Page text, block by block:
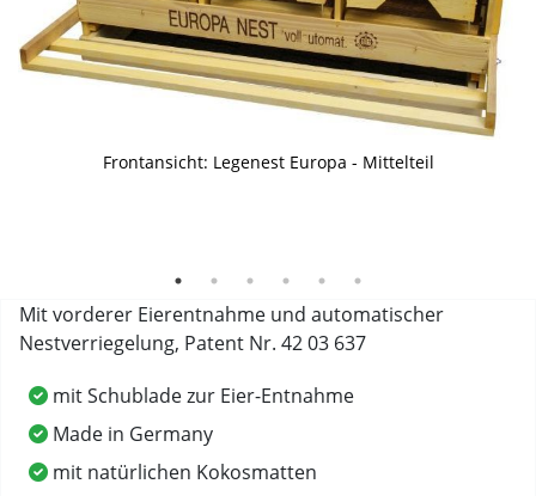
Frontansicht: Legenest Europa - Mittelteil
Einblick ins Nest
Legestelle mit Schwingtür und Kokosmatte
Europa-Nest mit angekippter Kokosmatte
Mit vorderer Eierentnahme und automatischer
Nestverriegelung, Patent Nr. 42 03 637
mit Schublade zur Eier-Entnahme
Made in Germany
mit natürlichen Kokosmatten